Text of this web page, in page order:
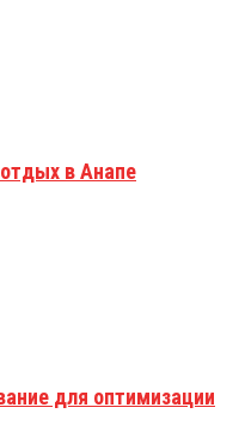
в Анапе
для оптимизации